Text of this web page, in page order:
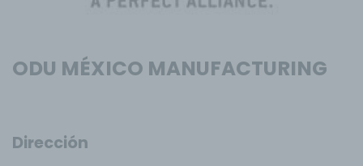
ODU MÉXICO MANUFACTURING
Dirección